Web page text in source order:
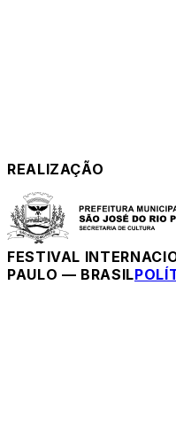
REALIZAÇÃO
FESTIVAL
PAULO — BRASIL